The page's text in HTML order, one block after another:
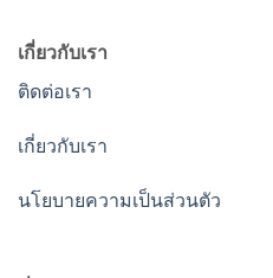
เกี่ยวกับเรา
ติดต่อเรา
เกี่ยวกับเรา
นโยบายความเป็นส่วนตัว